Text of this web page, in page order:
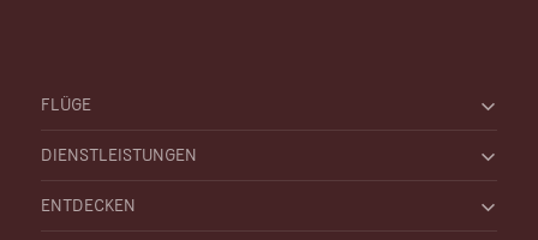
FLÜGE
DIENSTLEISTUNGEN
ENTDECKEN